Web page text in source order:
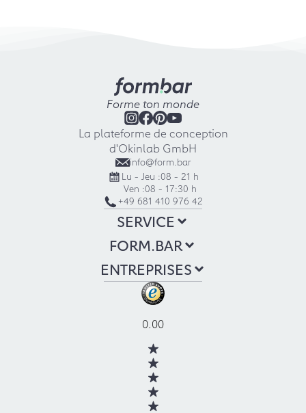
Forme ton monde
La plateforme de conception
d'Okinlab GmbH
info@form.bar
Lu - Jeu :08 - 21 h
Ven :08 - 17:30 h
+49 681 410 976 42
SERVICE
FORM.BAR
ENTREPRISES
0.00